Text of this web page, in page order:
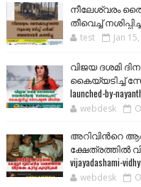
നീലേശ്വരം
തീവെച്ച്
test Jan
വിജയ ദശമി
കൈയ്യടിച്ച്
launched-by-
webdesk
അറിവിന്‍റെ
ക്ഷേത്രത്തിൽ
vijayadashami-
webdesk